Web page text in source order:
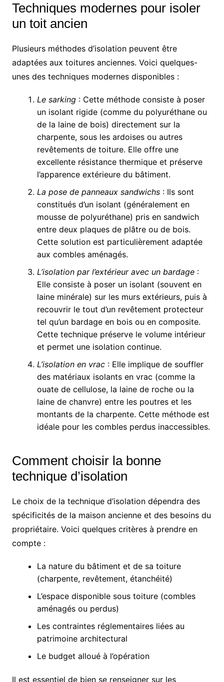
Techniques modernes pour isoler
un toit ancien
Plusieurs méthodes d’isolation peuvent être
adaptées aux toitures anciennes. Voici quelques-
unes des techniques modernes disponibles :
Le sarking: Cette méthode consiste à poser
un isolant rigide (comme du polyuréthane ou
de la laine de bois) directement sur la
charpente, sous les ardoises ou autres
revêtements de toiture. Elle offre une
excellente résistance thermique et préserve
l’apparence extérieure du bâtiment.
La pose de panneaux sandwichs: Ils sont
constitués d’un isolant (généralement en
mousse de polyuréthane) pris en sandwich
entre deux plaques de plâtre ou de bois.
Cette solution est particulièrement adaptée
aux combles aménagés.
L’isolation par l’extérieur avec un bardage:
Elle consiste à poser un isolant (souvent en
laine minérale) sur les murs extérieurs, puis à
recouvrir le tout d’un revêtement protecteur
tel qu’un bardage en bois ou en composite.
Cette technique préserve le volume intérieur
et permet une isolation continue.
L’isolation en vrac: Elle implique de souffler
des matériaux isolants en vrac (comme la
ouate de cellulose, la laine de roche ou la
laine de chanvre) entre les poutres et les
montants de la charpente. Cette méthode est
idéale pour les combles perdus inaccessibles.
Comment choisir la bonne
technique d’isolation
Le choix de la technique d’isolation dépendra des
spécificités de la maison ancienne et des besoins du
propriétaire. Voici quelques critères à prendre en
compte :
La nature du bâtiment et de sa toiture
(charpente, revêtement, étanchéité)
L’espace disponible sous toiture (combles
aménagés ou perdus)
Les contraintes réglementaires liées au
patrimoine architectural
Le budget alloué à l’opération
Il est essentiel de bien se renseigner sur les